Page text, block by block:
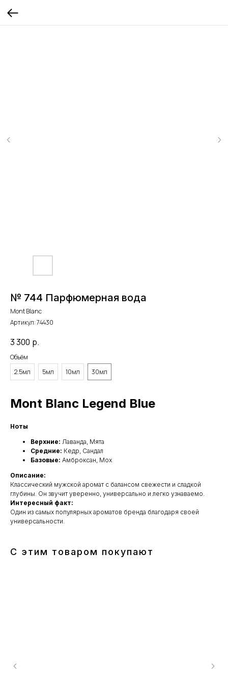
№ 744 Парфюмерная вода
Mont Blanc
Артикул:74430
3 300 р.
Объём
2.5мл
5мл 10мл 30мл
Mont Blanc Legend Blue
Ноты
Верхние: Лаванда, Мята
Средние: Кедр, Сандал
Базовые: Амброксан, Мох
Описание:
Классический мужской аромат с балансом свежести и сладкой
глубины. Он звучит уверенно, универсально и легко узнаваемо.
Интересный факт:
Один из самых популярных ароматов бренда благодаря своей
универсальности.
С этим товаром покупают